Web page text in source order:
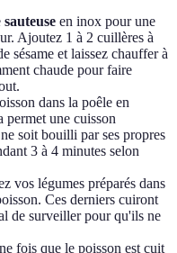
sauteuse en inox pour une
Ajoutez 1 à 2 cuillères à
sésame et laissez chauffer à
chaude pour faire
dans la poêle en
permet une cuisson
soit bouilli par ses propres
3 à 4 minutes selon
vos légumes préparés dans
Ces derniers cuiront
de surveiller pour qu'ils ne
fois que le poisson est cuit